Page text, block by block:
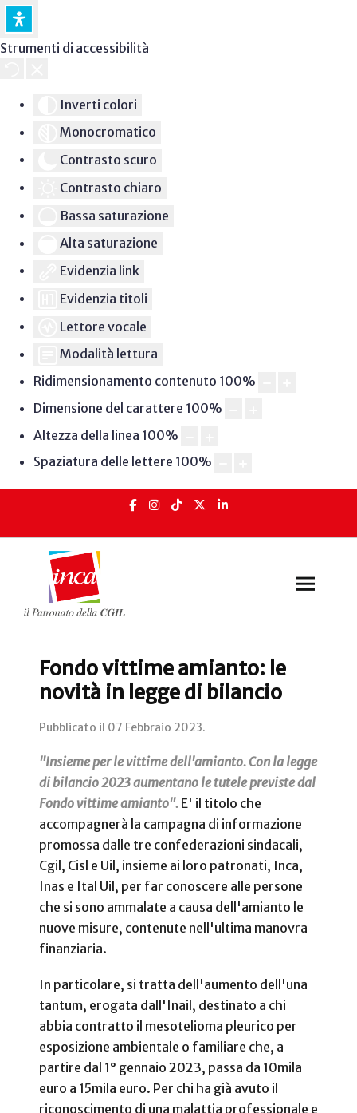
Strumenti di accessibilità
Inverti colori
Monocromatico
Contrasto scuro
Contrasto chiaro
Bassa saturazione
Alta saturazione
Evidenzia link
Evidenzia titoli
Lettore vocale
Modalità lettura
Ridimensionamento contenuto 100%
Dimensione del carattere 100%
Altezza della linea 100%
Spaziatura delle lettere 100%
Fondo vittime amianto: le
novità in legge di bilancio
Pubblicato il 07 Febbraio 2023.
"Insieme per le vittime dell'amianto. Con la legge
di bilancio 2023 aumentano le tutele previste dal
Fondo vittime amianto". E' il titolo che
accompagnerà la campagna di informazione
promossa dalle tre confederazioni sindacali,
Cgil, Cisl e Uil, insieme ai loro patronati, Inca,
Inas e Ital Uil, per far conoscere alle persone
che si sono ammalate a causa dell'amianto le
nuove misure, contenute nell'ultima manovra
finanziaria.
In particolare, si tratta dell'aumento dell'una
tantum, erogata dall'Inail, destinato a chi
abbia contratto il mesotelioma pleurico per
esposizione ambientale o familiare che, a
partire dal 1° gennaio 2023, passa da 10mila
euro a 15mila euro. Per chi ha già avuto il
riconoscimento di una malattia professionale e